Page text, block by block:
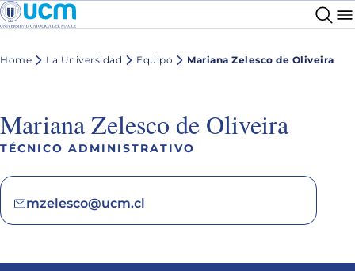
Home La Universidad Equipo Mariana Zelesco de Oliveira
Mariana Zelesco de Oliveira
TÉCNICO ADMINISTRATIVO
mzelesco@ucm.cl